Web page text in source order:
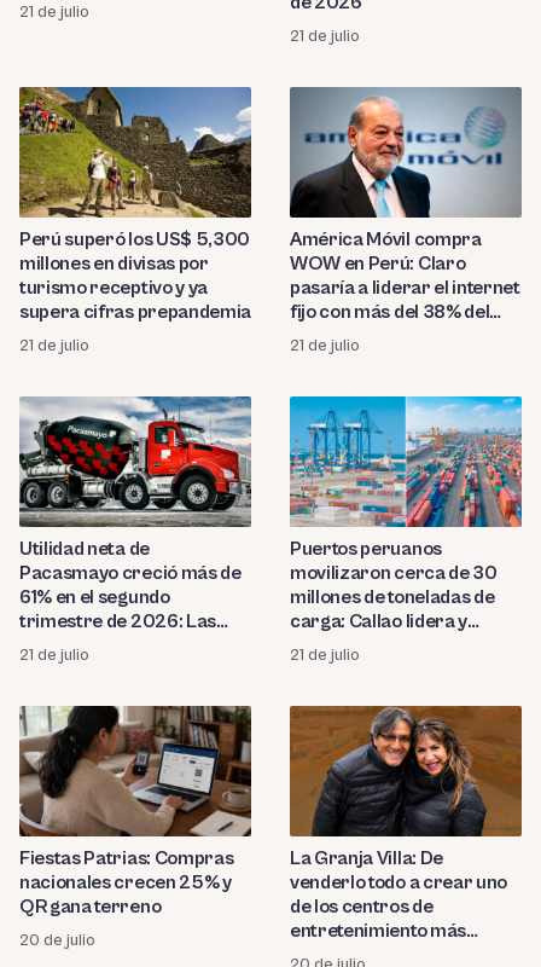
21 de julio
21 de julio
Perú superó los US$ 5,300
millones en divisas por
turismo receptivo y ya
supera cifras prepandemia
21 de julio
América Móvil compra
WOW en Perú: Claro
pasaría a liderar el internet
fijo con más del 38% del
mercado
21 de julio
Utilidad neta de
Pacasmayo creció más de
61% en el segundo
trimestre de 2026: Las
cifras
21 de julio
Puertos peruanos
movilizaron cerca de 30
millones de toneladas de
carga: Callao lidera y
Chancay se consolida
21 de julio
Fiestas Patrias: Compras
nacionales crecen 25% y
QR gana terreno
20 de julio
La Granja Villa: De
venderlo todo a crear uno
de los centros de
entretenimiento más
grande del Perú que busca